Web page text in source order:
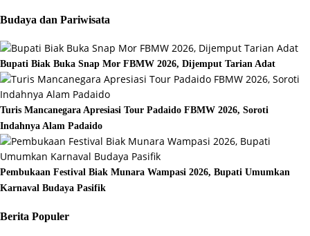
Budaya dan Pariwisata
Bupati Biak Buka Snap Mor FBMW 2026, Dijemput Tarian Adat
Turis Mancanegara Apresiasi Tour Padaido FBMW 2026, Soroti
Indahnya Alam Padaido
Pembukaan Festival Biak Munara Wampasi 2026, Bupati Umumkan
Karnaval Budaya Pasifik
Berita Populer